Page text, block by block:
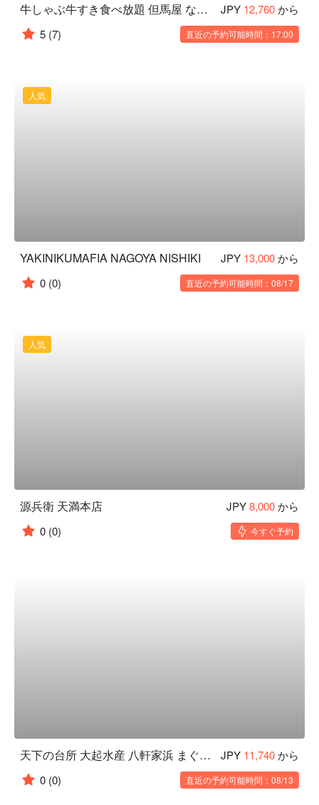
牛しゃぶ牛すき食べ放題 但馬屋 なんば CITY 店 JPY 12,760から
5 (7) 直近の予約可能時間：17:00
人気
YAKINIKUMAFIA NAGOYA NISHIKI JPY 13,000から
0 (0) 直近の予約可能時間：08/17
人気
源兵衛 天満本店 JPY8,000から
0 (0) 今すぐ予約
天下の台所 大起水産 八軒家浜 まぐろスタジアム JPY 11,740から
0 (0) 直近の予約可能時間：08/13